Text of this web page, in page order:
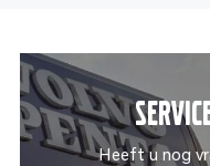
Heeft u nog